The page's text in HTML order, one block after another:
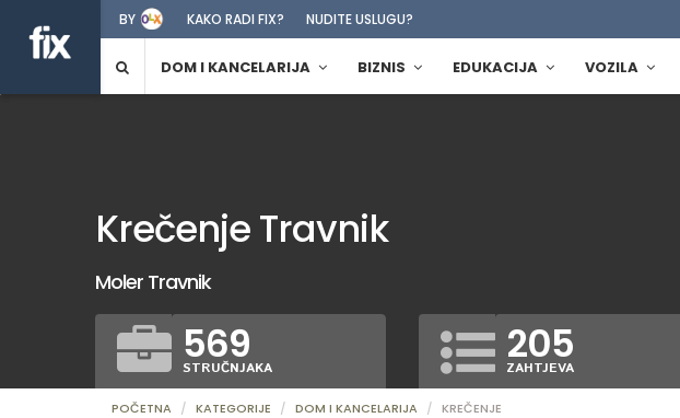
BY KAKO RADI FIX? NUDITE USLUGU?
DOM I KANCELARIJA BIZNIS EDUKACIJA VOZILA
POČETNA KATEGORIJE DOM I KANCELARIJA KREČENJE
Krečenje Travnik
Moler Travnik
569
STRUČNJAKA 205
ZAHTJEVA